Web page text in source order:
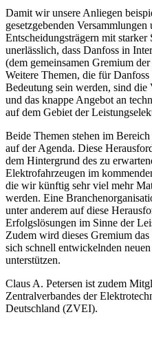
Damit wir unsere Anliegen
gesetzgebenden
Entscheidungsträgern mit
unerlässlich, dass Danfoss in
(dem gemeinsamen Gremium
Weitere Themen, die für
Bedeutung sein werden, sind
und das knappe Angebot an
auf dem Gebiet der
Beide Themen stehen im
auf der Agenda. Diese
dem Hintergrund des zu
Elektrofahrzeugen im
die wir künftig sehr viel mehr
werden. Eine
unter anderem auf diese
Erfolgslösungen im Sinne der
Zudem wird dieses Gremium
sich schnell entwickelnden
unterstützen.
Claus A. Petersen ist zudem
Zentralverbandes der
Deutschland (ZVEI).